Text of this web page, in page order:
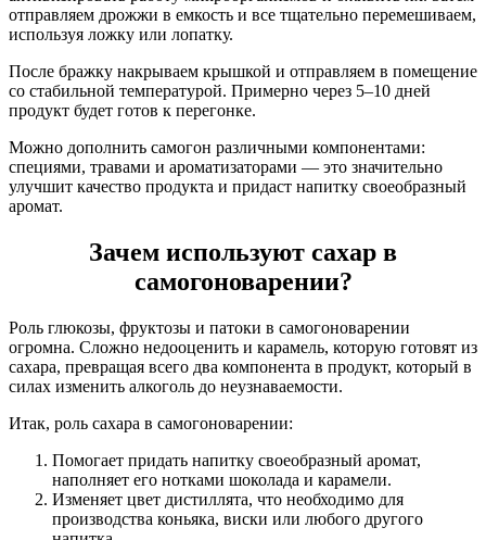
отправляем дрожжи в емкость и все тщательно перемешиваем,
используя ложку или лопатку.
После бражку накрываем крышкой и отправляем в помещение
со стабильной температурой. Примерно через 5–10 дней
продукт будет готов к перегонке.
Можно дополнить самогон различными компонентами:
специями, травами и ароматизаторами — это значительно
улучшит качество продукта и придаст напитку своеобразный
аромат.
Зачем используют сахар в
самогоноварении?
Роль глюкозы, фруктозы и патоки в самогоноварении
огромна. Сложно недооценить и карамель, которую готовят из
сахара, превращая всего два компонента в продукт, который в
силах изменить алкоголь до неузнаваемости.
Итак, роль сахара в самогоноварении:
Помогает придать напитку своеобразный аромат,
наполняет его нотками шоколада и карамели.
Изменяет цвет дистиллята, что необходимо для
производства коньяка, виски или любого другого